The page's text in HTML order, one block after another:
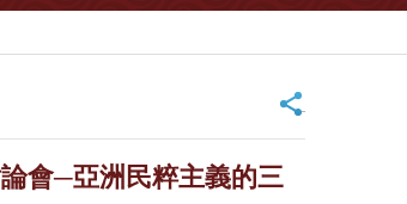
_
會─亞洲民粹主義的三